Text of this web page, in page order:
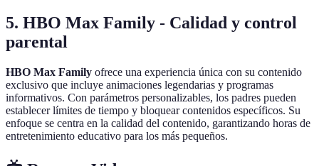
5. HBO Max Family - Calidad y control
parental
HBO Max Family ofrece una experiencia única con su contenido
exclusivo que incluye animaciones legendarias y programas
informativos. Con parámetros personalizables, los padres pueden
establecer límites de tiempo y bloquear contenidos específicos. Su
enfoque se centra en la calidad del contenido, garantizando horas de
entretenimiento educativo para los más pequeños.